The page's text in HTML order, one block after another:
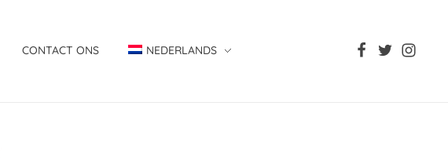
CONTACT ONS NEDERLANDS